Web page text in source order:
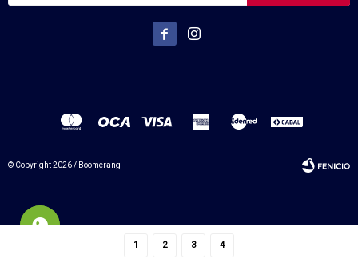
1 2 3 4
 
© Copyright 2026 / Boomerang